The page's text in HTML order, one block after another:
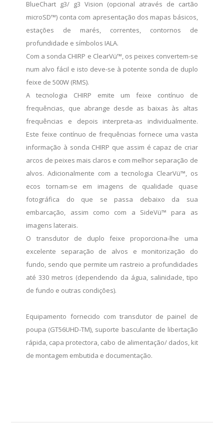
BlueChart g3/ g3 Vision (opcional através de cartão
microSD™) conta com apresentação dos mapas básicos,
estações de marés, correntes, contornos de
profundidade e símbolos IALA.
Com a sonda CHIRP e ClearVü™, os peixes convertem-se
num alvo fácil e isto deve-se à potente sonda de duplo
feixe de 500W (RMS).
A tecnologia CHIRP emite um feixe contínuo de
frequências, que abrange desde as baixas às altas
frequências e depois interpreta-as individualmente.
Este feixe contínuo de frequências fornece uma vasta
informação à sonda CHIRP que assim é capaz de criar
arcos de peixes mais claros e com melhor separação de
alvos. Adicionalmente com a tecnologia ClearVü™, os
ecos tornam-se em imagens de qualidade quase
fotográfica do que se passa debaixo da sua
embarcação, assim como com a SideVü™ para as
imagens laterais.
O transdutor de duplo feixe proporciona-lhe uma
excelente separação de alvos e monitorização do
fundo, sendo que permite um rastreio a profundidades
até 330 metros (dependendo da água, salinidade, tipo
de fundo e outras condições).
Equipamento fornecido com transdutor de painel de
poupa (GT56UHD-TM), suporte basculante de libertação
rápida, capa protectora, cabo de alimentação/ dados, kit
de montagem embutida e documentação.